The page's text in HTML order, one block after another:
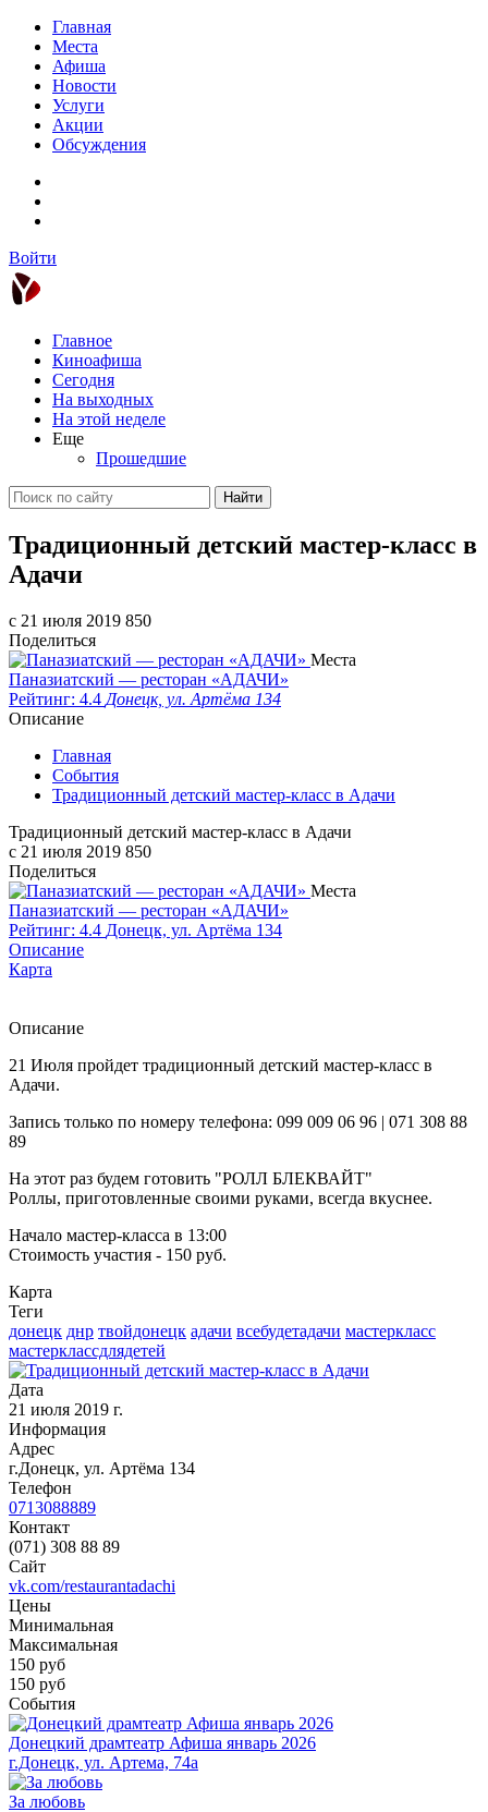
Главная
Места
Афиша
Новости
Услуги
Акции
Обсуждения
Войти
Главное
Киноафиша
Сегодня
На выходных
На этой неделе
Еще
Прошедшие
Найти
Традиционный детский мастер-класс в
Адачи
c 21 июля 2019 850
Поделиться
Места
Паназиатский — ресторан «АДАЧИ»
Рейтинг: 4.4 Донецк, ул. Артёма 134
Описание
Главная
События
Традиционный детский мастер-класс в Адачи
Традиционный детский мастер-класс в Адачи
c 21 июля 2019 850
Поделиться
Места
Паназиатский — ресторан «АДАЧИ»
Рейтинг: 4.4 Донецк, ул. Артёма 134
Описание
Карта
Описание
21 Июля пройдет традиционный детский мастер-класс в
Адачи.
Запись только по номеру телефона: 099 009 06 96 | 071 308 88
89
На этот раз будем готовить "РОЛЛ БЛЕКВАЙТ"
Роллы, приготовленные своими руками, всегда вкуснее.
Начало мастер-класса в 13:00
Стоимость участия - 150 руб.
Карта
Теги
донецк днр твойдонецк адачи всебудетадачи мастеркласс
мастерклассдлядетей
Дата
21 июля 2019 г.
Информация
Адрес
г.Донецк, ул. Артёма 134
Телефон
0713088889
Контакт
(071) 308 88 89
Сайт
vk.com/restaurantadachi
Цены
Минимальная
Максимальная
150 руб
150 руб
События
​Донецкий драмтеатр Афиша январь 2026
г.Донецк, ул. Артема, 74а
За любовь